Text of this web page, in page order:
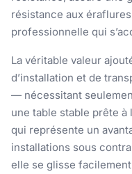
résistance aux
professionnelle qui
La véritable valeur
d’installation et de
— nécessitant
une table stable prête à
qui représente un
installations sous
elle se glisse